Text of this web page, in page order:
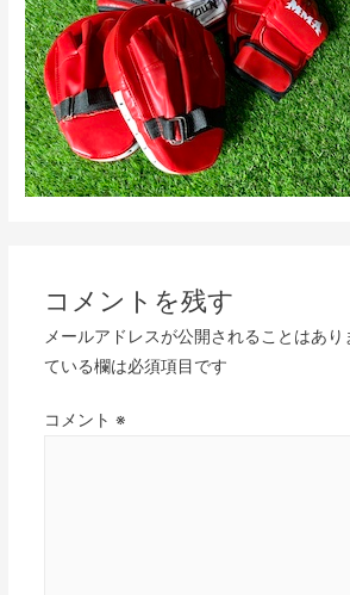
コメントを残す
メールアドレスが公開されることはあり
ている欄は必須項目です
コメント ※